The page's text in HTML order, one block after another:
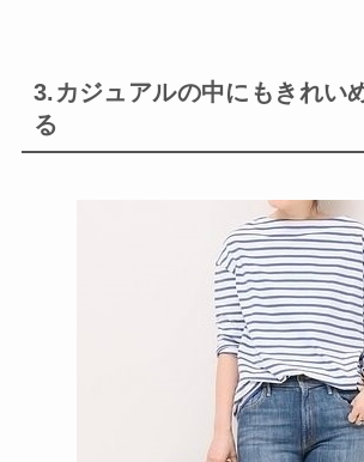
3.カジュアルの中にもきれい
る